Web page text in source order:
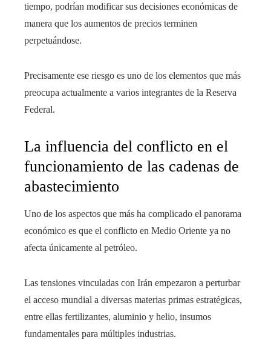
tiempo, podrían modificar sus decisiones económicas de
manera que los aumentos de precios terminen
perpetuándose.
Precisamente ese riesgo es uno de los elementos que más
preocupa actualmente a varios integrantes de la Reserva
Federal.
La influencia del conflicto en el
funcionamiento de las cadenas de
abastecimiento
Uno de los aspectos que más ha complicado el panorama
económico es que el conflicto en Medio Oriente ya no
afecta únicamente al petróleo.
Las tensiones vinculadas con Irán empezaron a perturbar
el acceso mundial a diversas materias primas estratégicas,
entre ellas fertilizantes, aluminio y helio, insumos
fundamentales para múltiples industrias.